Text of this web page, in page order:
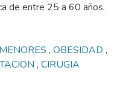
de entre 25 a 60 años.
, OBESIDAD ,
, CIRUGIA